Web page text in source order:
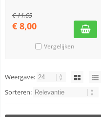
€11,65
€ 8,00
Vergelijken
Weergave:
Sorteren: